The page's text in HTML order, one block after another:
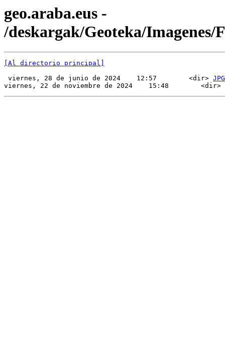
geo.araba.eus -
/deskargak/Geoteka/Imagenes/
[Al directorio principal]
viernes, 28 de junio de 2024    12:57        <dir> JPG
viernes, 22 de noviembre de 2024    15:48        <dir>